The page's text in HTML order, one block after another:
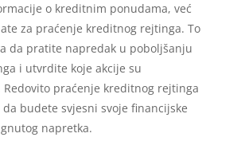
o kreditnim ponudama, već
za praćenje kreditnog rejtinga. To
da pratite napredak u poboljšanju
i utvrdite koje akcije su
praćenje kreditnog rejtinga
da budete svjesni svoje financijske
napretka.